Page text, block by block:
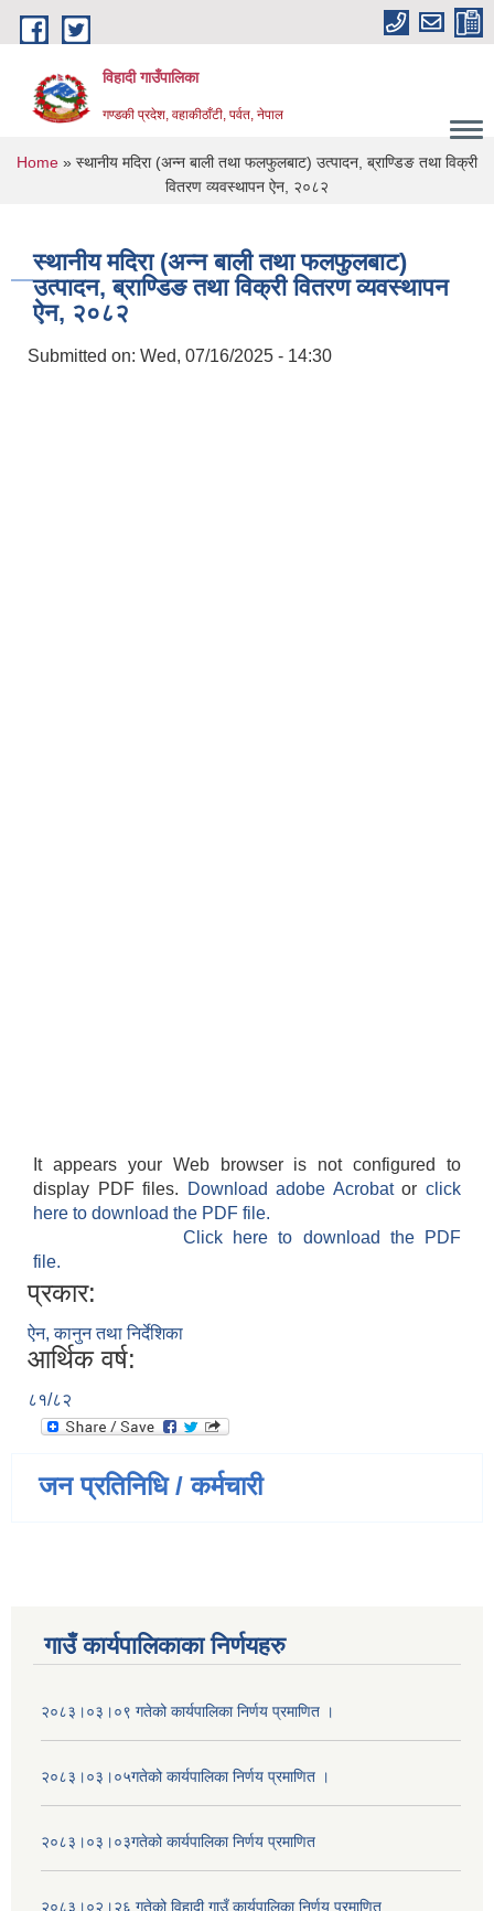
Skip to main content
विहादी गाउँपालिका
गण्डकी प्रदेश, वहाकीठाँटी, पर्वत, नेपाल
You are here
Home » स्थानीय मदिरा (अन्न बाली तथा फलफुलबाट) उत्पादन, ब्राण्डिङ तथा विक्री
वितरण व्यवस्थापन ऐन, २०८२
स्थानीय मदिरा (अन्न बाली तथा फलफुलबाट)
उत्पादन, ब्राण्डिङ तथा विक्री वितरण व्यवस्थापन
ऐन, २०८२
Submitted on: Wed, 07/16/2025 - 14:30
It appears your Web browser is not configured to
display PDF files.
Download adobe Acrobatorclick
here to download the PDF file.
Click here to download the PDF
file.
प्रकार:
ऐन, कानुन तथा निर्देशिका
आर्थिक वर्ष:
८१/८२
जन प्रतिनिधि / कर्मचारी
गाउँ कार्यपालिकाका निर्णयहरु
२०८३।०३।०९ गतेको कार्यपालिका निर्णय प्रमाणित ।
२०८३।०३।०५गतेको कार्यपालिका निर्णय प्रमाणित ।
२०८३।०३।०३गतेको कार्यपालिका निर्णय प्रमाणित
२०८३।०२।२६ गतेको विहादी गाउँ कार्यपालिका निर्णय प्रमाणित